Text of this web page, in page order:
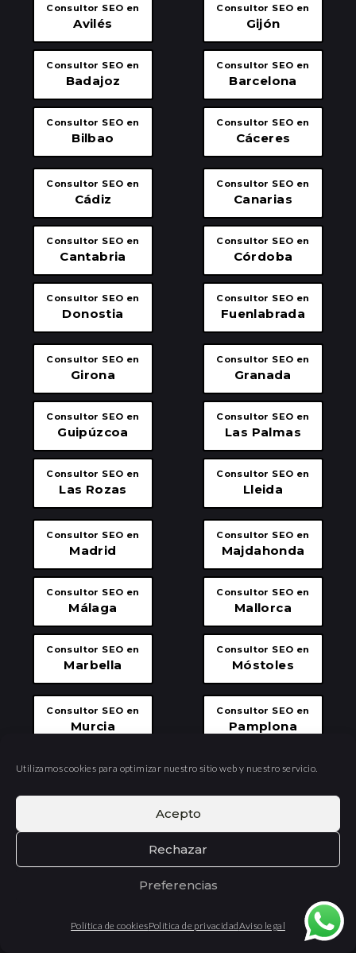
Utilizamos cookies para optimizar nuestro sitio web y nuestro servicio.
Acepto
Rechazar
Preferencias
Política de cookiesPolítica de privacidadAviso legal
Consultor SEO en
Avilés
Consultor SEO en
Gijón
Consultor SEO en
Badajoz
Consultor SEO en
Barcelona
Consultor SEO en
Bilbao
Consultor SEO en
Cáceres
Consultor SEO en
Cádiz
Consultor SEO en
Canarias
Consultor SEO en
Cantabria
Consultor SEO en
Córdoba
Consultor SEO en
Donostia
Consultor SEO en
Fuenlabrada
Consultor SEO en
Girona
Consultor SEO en
Granada
Consultor SEO en
Guipúzcoa
Consultor SEO en
Las Palmas
Consultor SEO en
Las Rozas
Consultor SEO en
Lleida
Consultor SEO en
Madrid
Consultor SEO en
Majdahonda
Consultor SEO en
Málaga
Consultor SEO en
Mallorca
Consultor SEO en
Marbella
Consultor SEO en
Móstoles
Consultor SEO en
Murcia
Consultor SEO en
Pamplona
Consultor SEO en Consultor SEO en
Consultor SEO en
Torrejón de Ardoz
Consultor SEO en